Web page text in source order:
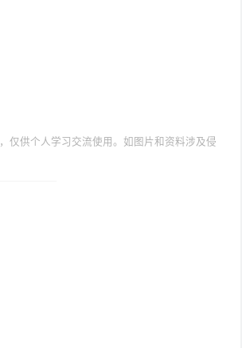
仅供个人学习交流使用。如图片和资料涉及侵